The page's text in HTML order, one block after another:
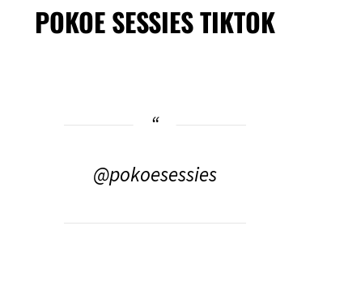
POKOE SESSIES TIKTOK
@pokoesessies